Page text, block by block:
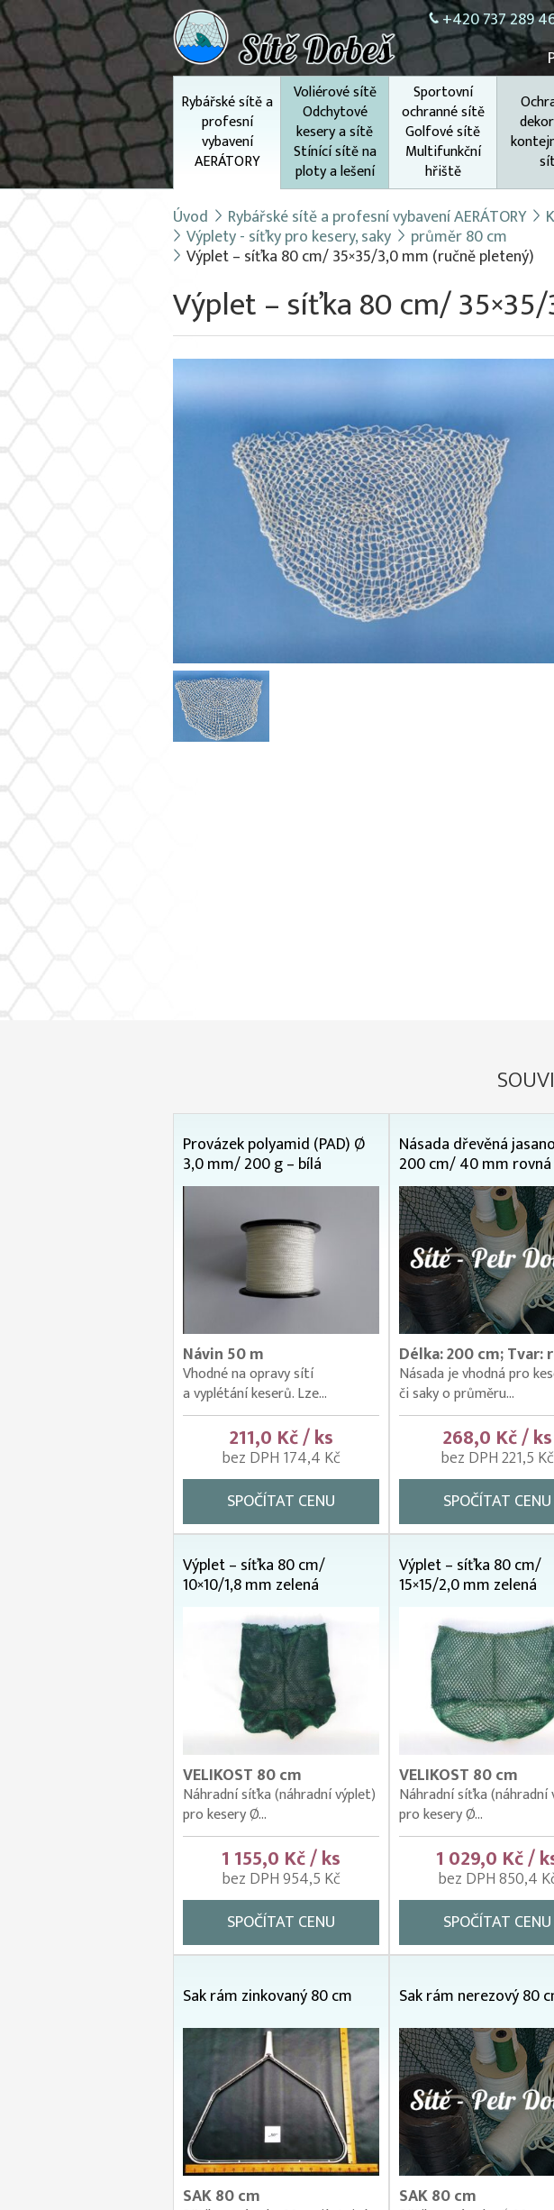
+420 737 289
Rybářské sítě a
profesní
vybavení
AERÁTORY
Voliérové sítě
Odchytové
kesery a sítě
Stínící sítě na
ploty a lešení
Sportovní
ochranné sítě
Golfové sítě
Multifunkční
hřiště
Úvod Rybářské sítě a profesní vybavení AERÁTORY
Výplety - síťky pro kesery, saky průměr 80 cm
Výplet – síťka 80 cm/ 35×35/3,0 mm (ručně pletený)
Výplet – síťka 80 cm/
Provázek polyamid (PAD) Ø
3,0 mm/ 200 g – bílá
Návin 50 m
Vhodné na opravy sítí
a vyplétání keserů. Lze...
211,0 Kč / ks
bez DPH 174,4 Kč
SPOČÍTAT CENU
Násada dřevěná
200 cm/ 40 mm rovná
Délka: 200 cm; Tvar:
Násada je vhodná pro
či saky o průměru...
268,0 Kč / ks
bez DPH 221,5 Kč
SPOČÍTAT CENU
Výplet – síťka 80 cm/
10×10/1,8 mm zelená
VELIKOST 80 cm
Náhradní síťka (náhradní výplet)
pro kesery Ø...
1 155,0 Kč / ks
bez DPH 954,5 Kč
SPOČÍTAT CENU
Výplet – síťka 80 cm/
15×15/2,0 mm zelená
VELIKOST 80 cm
Náhradní síťka (náhradní
pro kesery Ø...
1 029,0 Kč /
bez DPH 850,4
SPOČÍTAT CENU
Sak rám zinkovaný 80 cm
SAK 80 cm
Sak rám nerezový 80
SAK 80 cm